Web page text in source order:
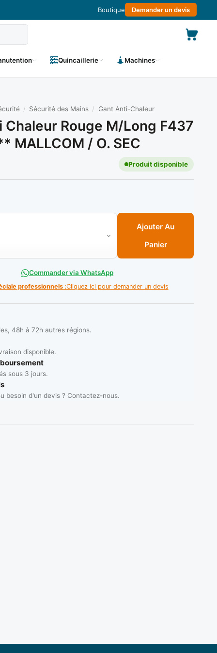
Boutique Demander un devis
Quincaillerie Machines
/ Sécurité des Mains / Gant Anti-Chaleur
Chaleur Rouge M/long F437
MALLCOM / O. SEC
Produit disponible
chaleur rouge M/long F437 (12 pcs) ** MALLCOM / O. SEC
Ajouter Au
Panier
Commander via WhatsApp
professionnels :Cliquez ici pour demander un devis
48h à 72h autres régions.
disponible.
sous 3 jours.
besoin d'un devis ? Contactez-nous.